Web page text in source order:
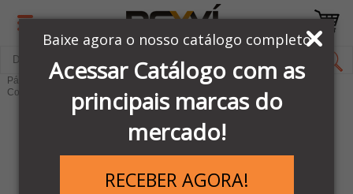
Baixe agora o nosso catálogo completo
Acessar Catálogo com as
principais marcas do
mercado!
RECEBER AGORA!
Página Inicial
COMANDOS & SINALIZAÇÕES
Conectores e Terminais Elétricos